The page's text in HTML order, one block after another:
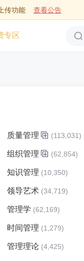
传功能 查看公告
专区
质量管理 (113,031)
组织管理 (62,854)
知识管理 (10,350)
领导艺术 (34,719)
管理学 (62,169)
时间管理 (1,279)
管理理论 (4,425)